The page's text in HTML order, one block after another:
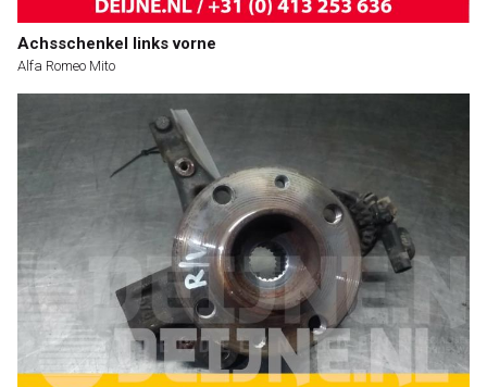
Achsschenkel links vorne
Alfa Romeo Mito